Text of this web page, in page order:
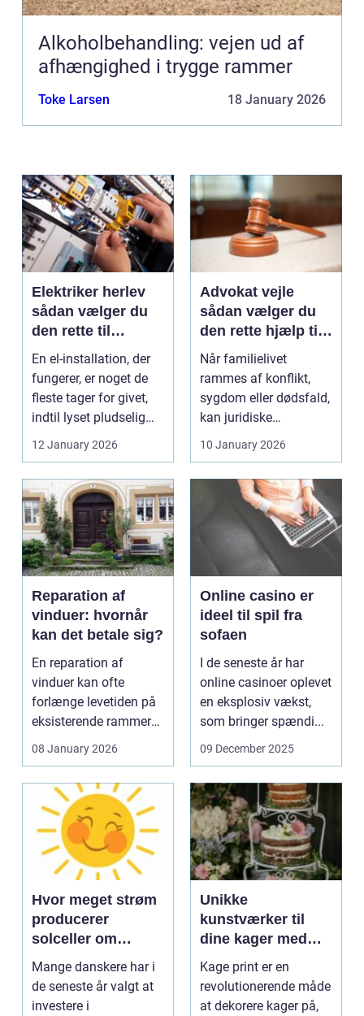
Alkoholbehandling: vejen ud af
afhængighed i trygge rammer
Toke Larsen 18 January 2026
Elektriker herlev
sådan vælger du
den rette til
opgaven
En el-installation, der
fungerer, er noget de
fleste tager for givet,
indtil lyset pludselig
går, el...
12 January 2026
Advokat vejle
sådan vælger du
den rette hjælp til
familien
Når familielivet
rammes af konflikt,
sygdom eller dødsfald,
kan juridiske
spørgsmål hurtigt
vokse si...
10 January 2026
Reparation af
vinduer: hvornår
kan det betale sig?
En reparation af
vinduer kan ofte
forlænge levetiden på
eksisterende rammer
og glas med ...
08 January 2026
Online casino er
ideel til spil fra
sofaen
I de seneste år har
online casinoer oplevet
en eksplosiv vækst,
som bringer spændi...
09 December 2025
Hvor meget strøm
producerer
solceller om
vinteren?
Mange danskere har i
de seneste år valgt at
investere i
Unikke
kunstværker til
dine kager med
kage print
Kage print er en
revolutionerende måde
at dekorere kager på,